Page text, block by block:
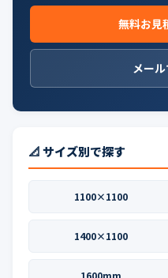
無料お見
メー
📐 サイズ別で探す
1100×1100
1400×1100